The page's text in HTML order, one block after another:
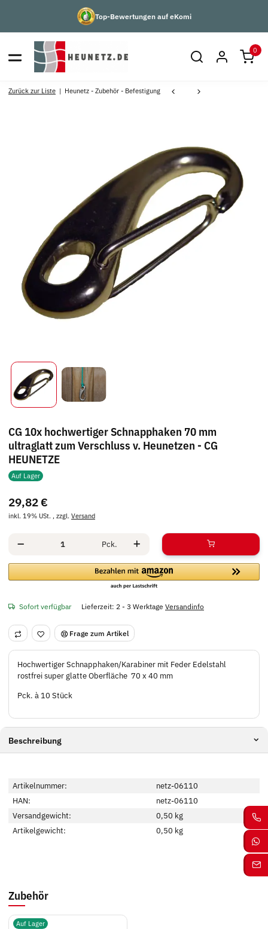
Top-Bewertungen auf eKomi
0
Zurück zur Liste Heunetz - Zubehör - Befestigung
CG 10x hochwertiger Schnapphaken 70 mm
ultraglatt zum Verschluss v. Heunetzen - CG
HEUNETZE
Auf Lager
29,82 €
inkl. 19% USt. , zzgl. Versand
Pck.
Sofort verfügbar Lieferzeit: 2 - 3 Werktage Versandinfo
Frage zum Artikel
Hochwertiger Schnapphaken/Karabiner mit Feder Edelstahl
rostfrei super glatte Oberfläche 70 x 40 mm
Pck. à 10 Stück
Beschreibung
Artikelnummer:
netz-06110
HAN:
netz-06110
Versandgewicht:
0,50 kg
Artikelgewicht:
0,50 kg
Zubehör
Auf Lager